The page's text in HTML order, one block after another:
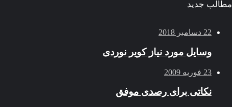
مطالب جدید
22 دسامبر 2018
وسایل مورد نیاز کویر نوردی
23 فوریه 2009
نکاتی برای رصدی موفق